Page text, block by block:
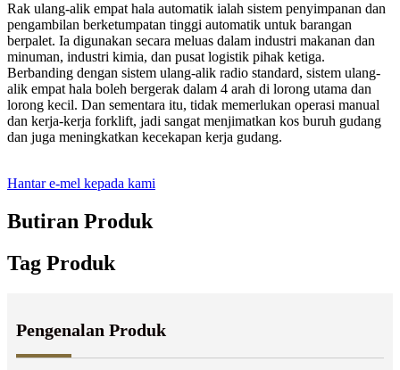
Rak ulang-alik empat hala automatik ialah sistem penyimpanan dan
pengambilan berketumpatan tinggi automatik untuk barangan
berpalet. Ia digunakan secara meluas dalam industri makanan dan
minuman, industri kimia, dan pusat logistik pihak ketiga.
Berbanding dengan sistem ulang-alik radio standard, sistem ulang-
alik empat hala boleh bergerak dalam 4 arah di lorong utama dan
lorong kecil. Dan sementara itu, tidak memerlukan operasi manual
dan kerja-kerja forklift, jadi sangat menjimatkan kos buruh gudang
dan juga meningkatkan kecekapan kerja gudang.
Hantar e-mel kepada kami
Butiran Produk
Tag Produk
Pengenalan Produk